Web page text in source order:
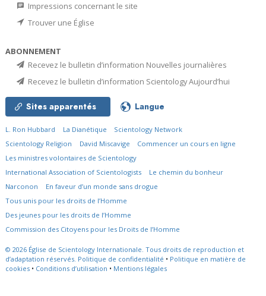
Impressions concernant le site
Trouver une Église
ABONNEMENT
Recevez le bulletin d’information Nouvelles journalières
Recevez le bulletin d’information Scientology Aujourd’hui
Sites apparentés Langue
L. Ron Hubbard La Dianétique
Scientology Network
Scientology Religion
David Miscavige
Commencer un cours en ligne
Les ministres volontaires de Scientology
International Association of Scientologists
Le chemin du bonheur
Narconon
En faveur d’un monde sans drogue
Tous unis pour les droits de l’Homme
Des jeunes pour les droits de l’Homme
Commission des Citoyens pour les Droits de l’Homme
© 2026 Église de Scientology Internationale. Tous droits de reproduction et
d’adaptation réservés. Politique de confidentialité • Politique en matière de
cookies • Conditions d’utilisation • Mentions légales